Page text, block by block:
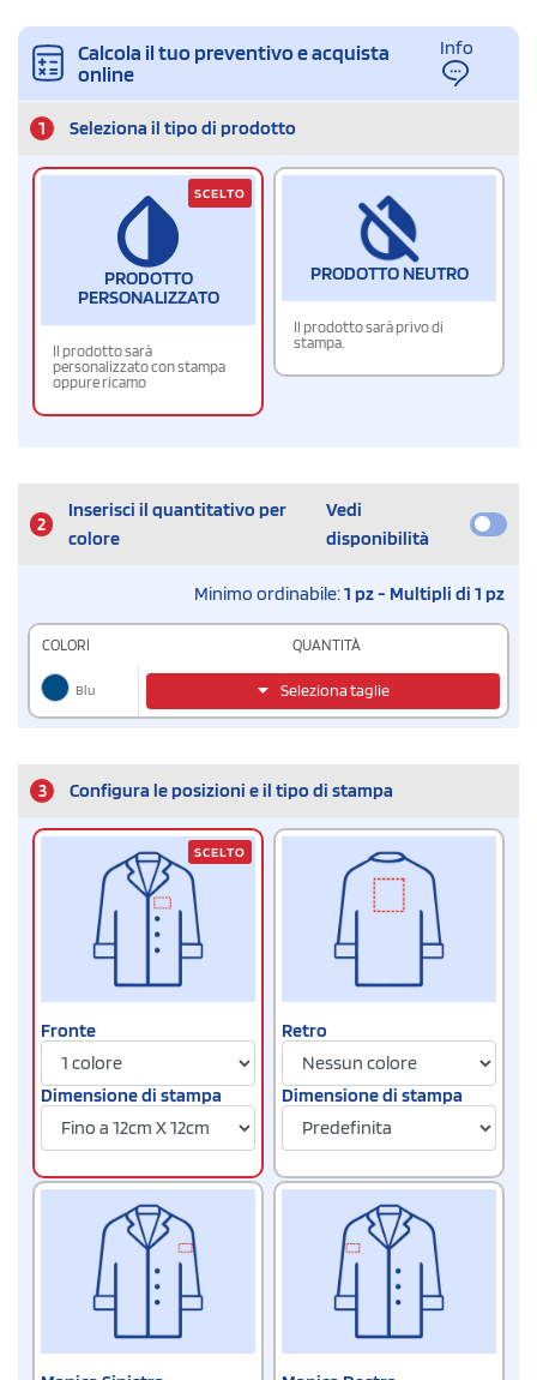
Calcola il tuo preventivo e acquista
online
Info
1 Seleziona il tipo di prodotto
PRODOTTO
PERSONALIZZATO
Il prodotto sarà
personalizzato con stampa
oppure ricamo
SCELTO
PRODOTTO NEUTRO
Il prodotto sarà privo di
stampa.
2
Inserisci il quantitativo per
colore
Vedi
disponibilità
Minimo ordinabile:1 pz - Multipli di 1 pz
COLORI QUANTITÀ
Blu Seleziona taglie
3 Configura le posizioni e il tipo di stampa
Fronte
Dimensione di stampa
SCELTO
Retro
Dimensione di stampa